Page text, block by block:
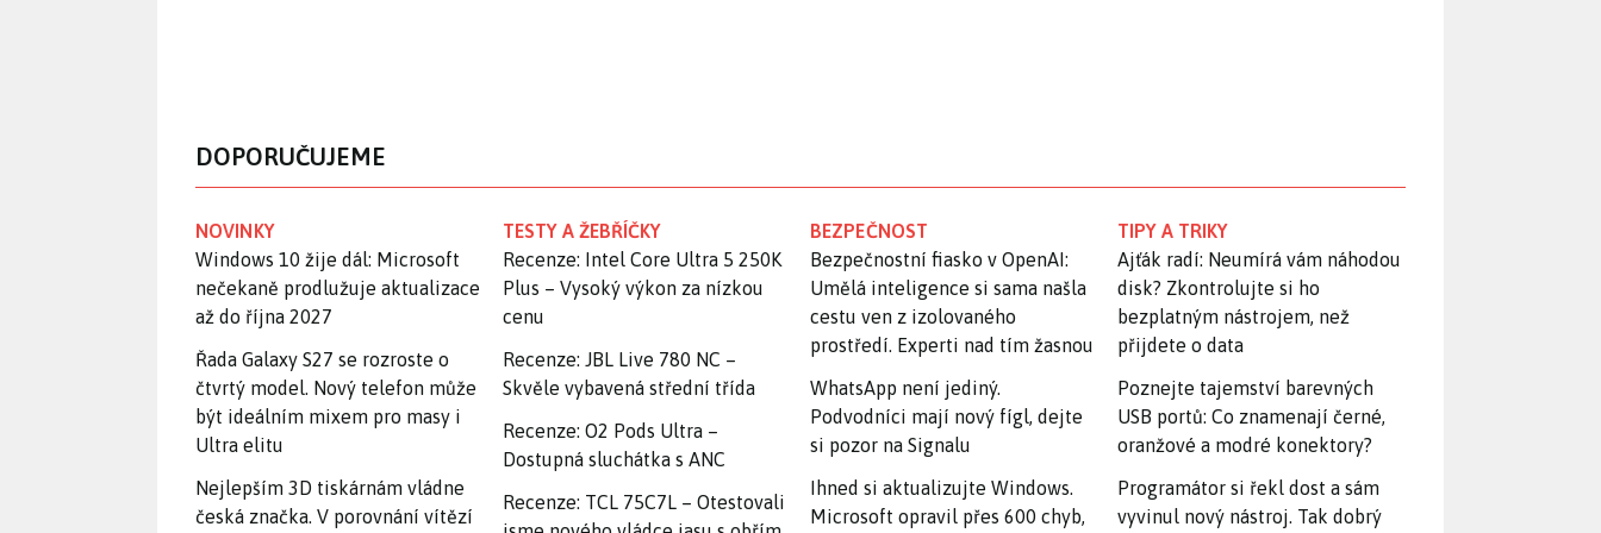
DOPORUČUJEME
NOVINKY
Windows 10 žije dál: Microsoft
nečekaně prodlužuje aktualizace
až do října 2027
Řada Galaxy S27 se rozroste o
čtvrtý model. Nový telefon může
být ideálním mixem pro masy i
Ultra elitu
Nejlepším 3D tiskárnám vládne
česká značka. V porovnání vítězí
TESTY A ŽEBŘÍČKY
Recenze: Intel Core Ultra 5 250K
Plus – Vysoký výkon za nízkou
cenu
Recenze: JBL Live 780 NC –
Skvěle vybavená střední třída
Recenze: O2 Pods Ultra –
Dostupná sluchátka s ANC
Recenze: TCL 75C7L – Otestovali
BEZPEČNOST
Bezpečnostní fiasko v OpenAI:
Umělá inteligence si sama našla
cestu ven z izolovaného
prostředí. Experti nad tím žasnou
WhatsApp není jediný.
Podvodníci mají nový fígl, dejte
si pozor na Signalu
Ihned si aktualizujte Windows.
Microsoft opravil přes 600 chyb,
TIPY A TRIKY
Ajťák radí: Neumírá vám náhodou
disk? Zkontrolujte si ho
bezplatným nástrojem, než
přijdete o data
Poznejte tajemství barevných
USB portů: Co znamenají černé,
oranžové a modré konektory?
Programátor si řekl dost a sám
vyvinul nový nástroj. Tak dobrý